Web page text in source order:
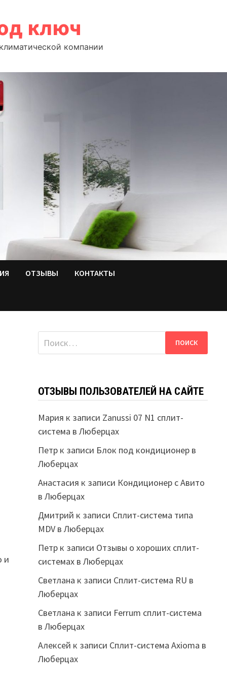
ключ
компании
ОТЗЫВЫ КОНТАКТЫ
и
Найти:
ОТЗЫВЫ ПОЛЬЗОВАТЕЛЕЙ НА САЙТЕ
Мария к записи Zanussi 07 N1 сплит-
система в Люберцах
Петрк записи Блок под кондиционер в
Люберцах
Анастасия к записи Кондиционер с Авито
в Люберцах
Дмитрий к записи Сплит-система типа
MDV в Люберцах
Петрк записи Отзывы о хороших сплит-
системах в Люберцах
Светлана к записи Сплит-система RU в
Люберцах
Светлана к записи Ferrum сплит-система
в Люберцах
Алексей к записи Сплит-система Axioma в
Люберцах